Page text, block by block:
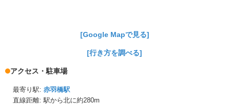
[Google Mapで見る]
[行き方を調べる]
アクセス・駐車場
最寄り駅: 赤羽橋駅
直線距離: 駅から北に約280m